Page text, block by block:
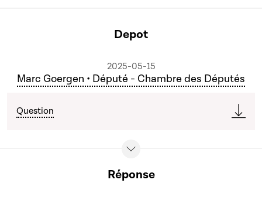
Depot
2025-05-15
Marc Goergen • Député - Chambre des Députés
Question
Réponse